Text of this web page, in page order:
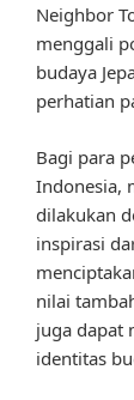
Neighbor
menggali
budaya
perhatian
Bagi para
Indonesia,
dilakukan
inspirasi
nilai
juga dapat
identitas